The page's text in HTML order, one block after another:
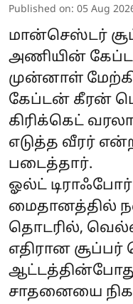
Published on: 05 Aug
மான்செஸ்டர்
அணியின்
முன்னாள்
கேப்டன் கீரன்
கிரிக்கெட்
எடுத்த வீரர்
படைத்தார்.
ஓல்ட்
மைதானத்தில்
தொடரில்,
எதிரான
சாதனையை